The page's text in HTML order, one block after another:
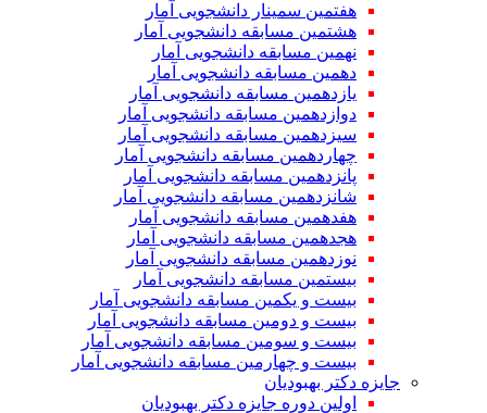
هفتمین سمینار دانشجویی آمار
هشتمین مسابقه دانشجویی آمار
نهمین مسابقه دانشجویی آمار
دهمین مسابقه دانشجویی آمار
یازدهمین مسابقه دانشجویی آمار
دوازدهمین مسابقه دانشجویی آمار
سیزدهمین مسابقه دانشجویی آمار
چهاردهمین مسابقه دانشجویی آمار
پانزدهمین مسابقه دانشجویی آمار
شانزدهمین مسابقه دانشجویی آمار
هفدهمین مسابقه دانشجویی آمار
هجدهمین مسابقه دانشجویی آمار
نوزدهمین مسابقه دانشجویی آمار
بیستمین مسابقه دانشجویی آمار
بیست و یکمین مسابقه دانشجویی آمار
بیست و دومین مسابقه دانشجویی آمار
بیست و سومین مسابقه دانشجویی آمار
بیست و چهارمین مسابقه دانشجویی آمار
جایزه دکتر بهبودیان
اولین دوره جایزه دکتر بهبودیان